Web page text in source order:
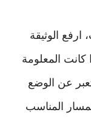
الوثيقة
كانت المعلومة
عن الوضع
المناسب